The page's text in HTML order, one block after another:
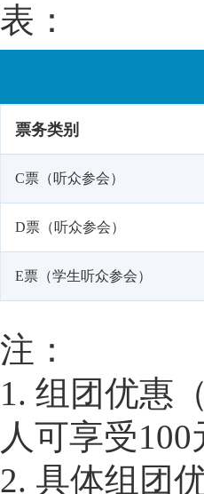
表：
票务类别
C票（听众参会）
D票（听众参会）
E票（学生听众参会）
注：
1. 组团优惠
人可享受100
2. 具体组团